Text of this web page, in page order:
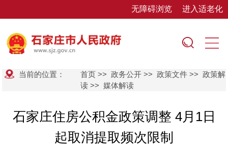
无障碍浏览 进入适老化
当前的位置： 首页 >>政务公开 >>政策文件 >>政策解
读 >>媒体解读
石家庄住房公积金政策调整 4月1日
起取消提取频次限制